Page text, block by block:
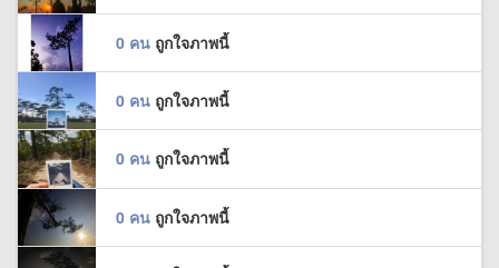
0 คนถูกใจภาพนี้
0 คนถูกใจภาพนี้
0 คนถูกใจภาพนี้
0 คนถูกใจภาพนี้